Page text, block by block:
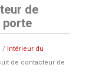
de
porte
/ Intérieur du
de contacteur de